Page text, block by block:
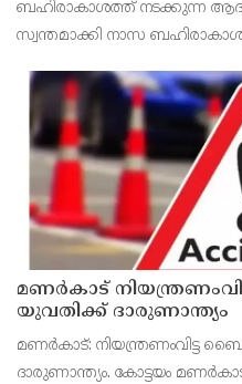
ബഹിരാകാശത്ത് നടക്കുന്ന ആദ്യ
സ്വന്തമാക്കി നാസ
സംബന്ധിച്ച് വർഷങ്ങളുടെ
മണിക്കൂറ
മണർകാട്
യുവതിക്ക് ദാരുണാന്ത്യം
മണർകാട്: നിയന്ത്രണംവിട്ട
ദാരുണാന്ത്യം. കോട്ടയം